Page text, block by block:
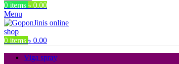
0 items ৳ 0.00
Menu
0 items ৳ 0.00
Viga spray